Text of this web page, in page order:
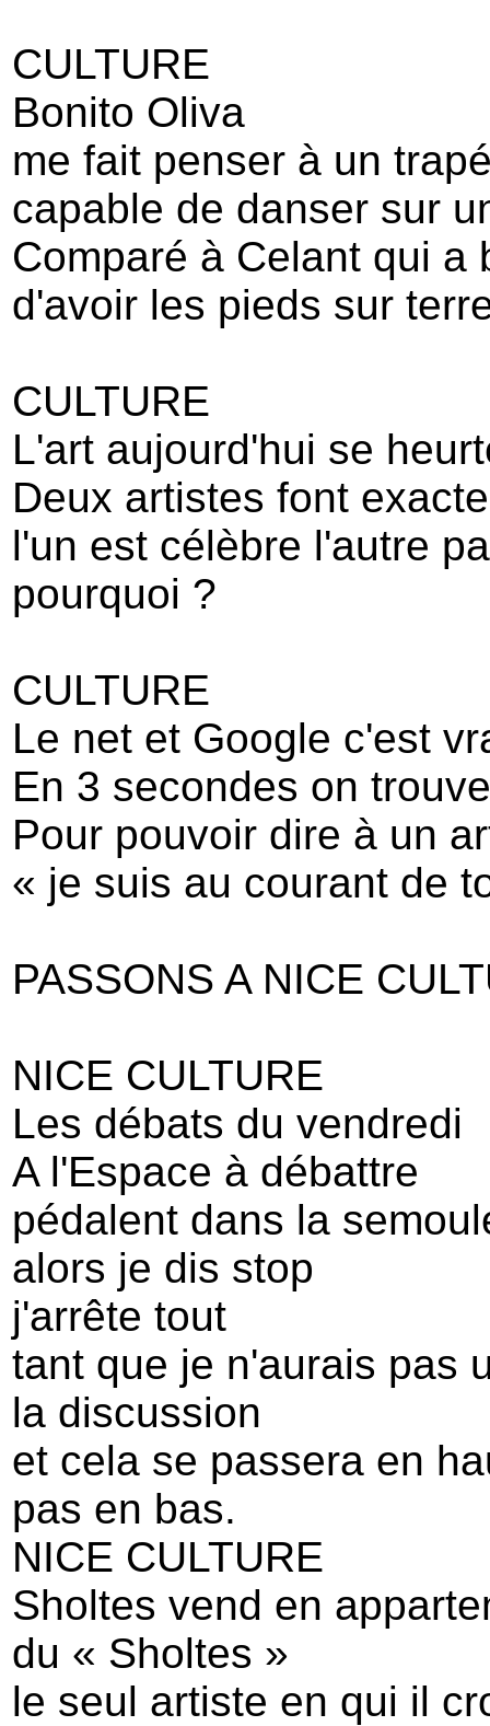
CULTURE
Bonito Oliva
me fait penser à un
capable de danser sur
Comparé à Celant qui a
d'avoir les pieds sur
CULTURE
L'art aujourd'hui se
Deux artistes font
l'un est célèbre l'autre
pourquoi ?
CULTURE
Le net et Google c'est
En 3 secondes on
Pour pouvoir dire à un
« je suis au courant de
PASSONS A NICE
NICE CULTURE
Les débats du vendredi
A l'Espace à débattre
pédalent dans la
alors je dis stop
j'arrête tout
tant que je n'aurais pas
la discussion
et cela se passera en
pas en bas.
NICE CULTURE
Sholtes vend en
du « Sholtes »
le seul artiste en qui il